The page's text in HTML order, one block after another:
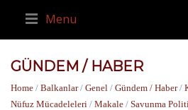
Menu
GÜNDEM / HABER
Home / Balkanlar/ Genel / Gündem / Haber/
Nüfuz Mücadeleleri / Makale / Savunma